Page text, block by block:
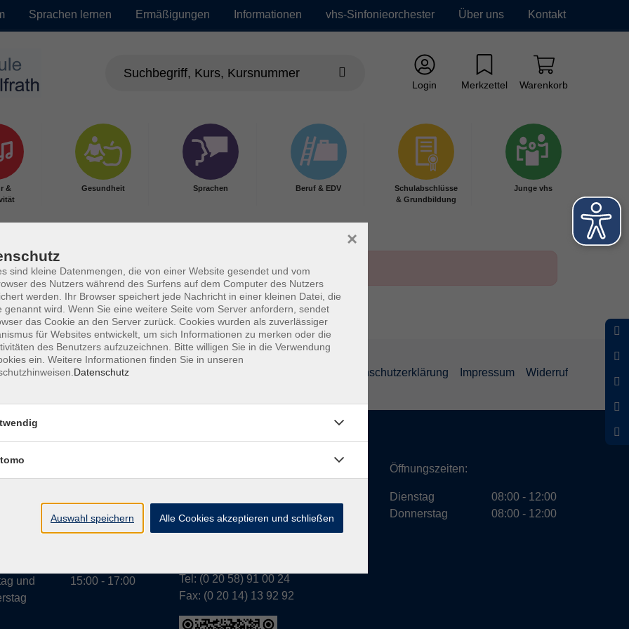
Sprachen lernen Ermäßigungen Informationen vhs-Sinfonieorchester Über uns Kontakt
Login Merkzettel Warenkorb
&
Gesundheit Sprachen Beruf & EDV
Schulabschlüsse
& Grundbildung
Junge vhs
Datenschutzerklärung Impressum Widerruf
und
15:00 - 17:00
Schulstraße 7
42489 Wülfrath
Tel: (0 20 58) 91 00 24
Fax: (0 20 14) 13 92 92
Öffnungszeiten:
Dienstag
Donnerstag
08:00 - 12:00
08:00 - 12:00
sind kleine Datenmengen, die von einer Website gesendet und vom
des Nutzers während des Surfens auf dem Computer des Nutzers
werden. Ihr Browser speichert jede Nachricht in einer kleinen Datei, die
genannt wird. Wenn Sie eine weitere Seite vom Server anfordern, sendet
das Cookie an den Server zurück. Cookies wurden als zuverlässiger
für Websites entwickelt, um sich Informationen zu merken oder die
des Benutzers aufzuzeichnen. Bitte willigen Sie in die Verwendung
ein. Weitere Informationen finden Sie in unseren
Datenschutz
×
Auswahl speichern Alle Cookies akzeptieren und schließen